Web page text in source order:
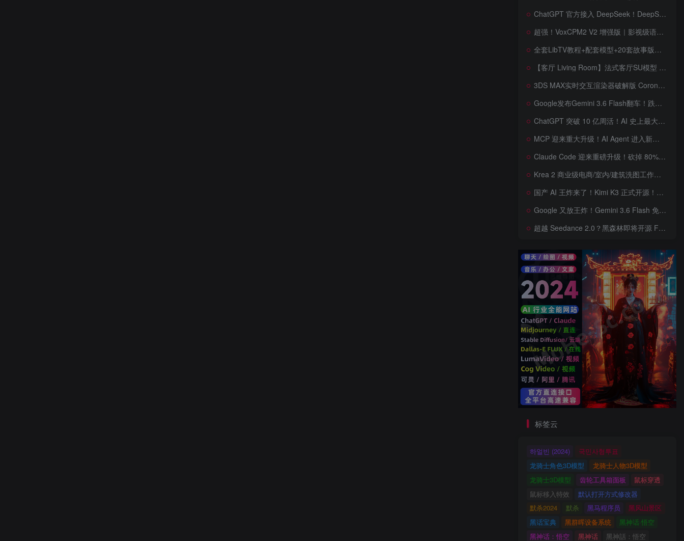
ChatGPT 官方接入 DeepSeek！DeepSeek V4 Flash 0731 重磅开源发布！AI 编程能力全面升级，支持识图、支持 Responses API，本地部署全攻略！
超强！VoxCPM2 V2 增强版｜影视级语音克隆，音色永久保存，文字转语音+AI声音克隆+方言 + ai语音设计+多人对话 + 字幕全搞定
全套LibTV教程+配套模型+20套故事版参考(含提示词)轻松学会AI短剧制作，全套教程走过路过不要错过想在家里赚钱的就学习起来
【客厅 Living Room】法式客厅SU模型 French-style living room SketchUp model
3DS MAX实时交互渲染器破解版 Corona Render 15 Hotfix 2 For 3ds Max 2018 ~ 2027 Win + 离线材质预设库
Google发布Gemini 3.6 Flash翻车！跌出全球智能榜前十！Google 新模型遭遇口碑争议，附个人一些使用体验——变慢/降智/弱智，Gemini现在真的是一团糟，Google版豆包！
ChatGPT 突破 10 亿周活！AI 史上最大用户奇迹背后，OpenAI 正面对一场百亿美元级商业挑战
MCP 迎来重大升级！AI Agent 进入新纪元，模型上下文协议全面重构，未来 AI 工具生态将被重新定义，AI工具接口进入倒计时开始！
Claude Code 迎来重磅升级！砍掉 80% 系统提示词一键瘦身优化，新增 /doctor 诊断命令，AI 编程效率再次提升
Krea 2 商业级电商/室内/建筑洗图工作流首次公开！三套工作流 + 三档预设 + JSON 反推，RAW、Turbo、Depth、4 倍增强一次学会
国产 AI 王炸来了！Kimi K3 正式开源！免费下载全球最大 2.8 万亿参数模型，国产开源 AI 首次逼近闭源天花板
Google 又放王炸！Gemini 3.6 Flash 免费开放，AI 编程、Agent 能力暴涨，开发者必体验的新一代 AI 模型，性能再次刷新纪录
超越 Seedance 2.0？黑森林即将开源 FLUX 3 Dev！Self-Flow 世界模型首次曝光，20 秒音画同步 AI 视频时代来了！
标签云
하얼빈 (2024)
국민사형투표
龙骑士角色3D模型
龙骑士人物3D模型
龙骑士3D模型
齿轮工具箱面板
鼠标穿透
鼠标移入特效
默认打开方式修改器
默杀2024
默杀 黑马程序员
黑风山景区
黑话宝典
黑群晖设备系统
黑神话·悟空
黑神话：悟空
黑神话 黑神話：悟空